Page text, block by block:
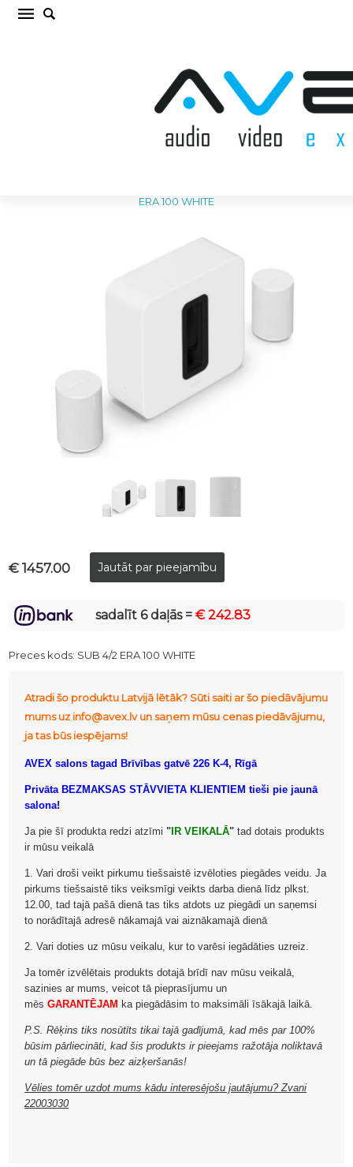
SONOS SUB 4/2 ERA 100 WHITE Komplekts
ERA 100 WHITE
€ 1457.00
sadalīt 6 daļās =€ 242.83
Preces kods: SUB 4/2 ERA 100 WHITE
Atradi šo produktu Latvijā lētāk? Sūti saiti ar šo piedāvājumu
mums uz info@avex.lv un saņem mūsu cenas piedāvājumu,
ja tas būs iespējams!
AVEX salons tagad Brīvības gatvē 226 K-4, Rīgā
Privāta BEZMAKSAS STĀVVIETA KLIENTIEM tieši pie jaunā
salona!
Ja pie šī produkta redzi atzīmi " IR VEIKALĀ" tad dotais produkts
ir mūsu veikalā
1. Vari droši veikt pirkumu tiešsaistē izvēloties piegādes veidu. Ja
pirkums tiešsaistē tiks veiksmīgi veikts darba dienā līdz plkst.
12.00, tad tajā pašā dienā tas tiks atdots uz piegādi un saņemsi
to norādītajā adresē nākamajā vai aiznākamajā dienā
2. Vari doties uz mūsu veikalu, kur to varēsi iegādāties uzreiz.
Ja tomēr izvēlētais produkts dotajā brīdī nav mūsu veikalā,
sazinies ar mums, veicot tā pieprasījumu un
mēsGARANTĒJAM ka piegādāsim to maksimāli īsākajā laikā.
P.S. Rēķins tiks nosūtīts tikai tajā gadījumā, kad mēs par 100%
būsim pārliecināti, kad šis produkts ir pieejams ražotāja noliktavā
un tā piegāde būs bez aizķeršanās!
Vēlies tomēr uzdot mums kādu interesējošu jautājumu? Zvani
22003030